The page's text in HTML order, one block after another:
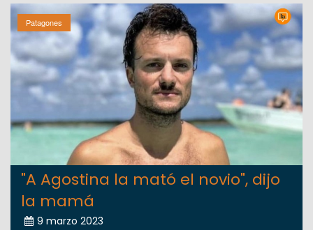
Patagones
"A Agostina la mató el novio", dijo
la mamá
9 marzo 2023